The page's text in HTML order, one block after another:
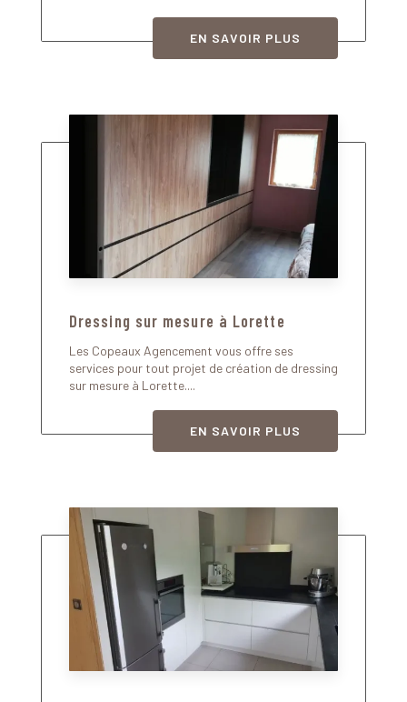
EN SAVOIR PLUS
Dressing sur mesure à Lorette
Les Copeaux Agencement vous offre ses
services pour tout projet de création de dressing
sur mesure à Lorette....
EN SAVOIR PLUS